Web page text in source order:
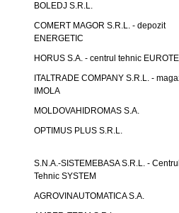
BOLEDJ S.R.L.
COMERT MAGOR S.R.L. - depozit
ENERGETIC
HORUS S.A. - centrul tehnic
ITALTRADE COMPANY S.R.L. -
IMOLA
MOLDOVAHIDROMAS S.A.
OPTIMUS PLUS S.R.L.
S.N.A.-SISTEMEBASA S.R.L. -
Tehnic SYSTEM
AGROVINAUTOMATICA S.A.